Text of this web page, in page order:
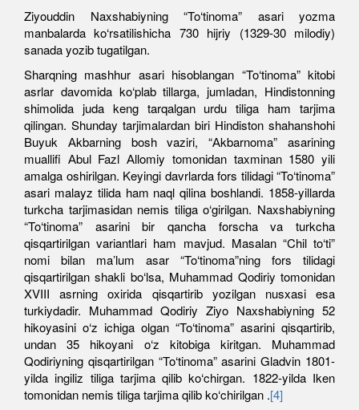
Ziyouddin Naxshabiyning “To‘tinoma” asari yozma
manbalarda ko‘rsatilishicha 730 hijriy (1329-30 milodiy)
sanada yozib tugatilgan.
Sharqning mashhur asari hisoblangan “To‘tinoma” kitobi
asrlar davomida ko‘plab tillarga, jumladan, Hindistonning
shimolida juda keng tarqalgan urdu tiliga ham tarjima
qilingan. Shunday tarjimalardan biri Hindiston shahanshohi
Buyuk Аkbarning bosh vaziri, “Аkbarnoma” asarining
muallifi Аbul Fazl Аllomiy tomonidan taxminan 1580 yili
amalga oshirilgan. Keyingi davrlarda fors tilidagi “To‘tinoma”
asari malayz tilida ham naql qilina boshlandi. 1858-yillarda
turkcha tarjimasidan nemis tiliga o‘girilgan. Naxshabiyning
“To‘tinoma” asarini bir qancha forscha va turkcha
qisqartirilgan variantlari ham mavjud. Masalan “Chil to‘ti”
nomi bilan maʼlum asar “To‘tinoma”ning fors tilidagi
qisqartirilgan shakli bo‘lsa, Muhammad Qodiriy tomonidan
XVIII asrning oxirida qisqartirib yozilgan nusxasi esa
turkiydadir. Muhammad Qodiriy Ziyo Naxshabiyning 52
hikoyasini o‘z ichiga olgan “To‘tinoma” asarini qisqartirib,
undan 35 hikoyani o‘z kitobiga kiritgan. Muhammad
Qodiriyning qisqartirilgan “To‘tinoma” asarini Gladvin 1801-
yilda ingiliz tiliga tarjima qilib ko‘chirgan. 1822-yilda Iken
tomonidan nemis tiliga tarjima qilib ko‘chirilgan .[4]